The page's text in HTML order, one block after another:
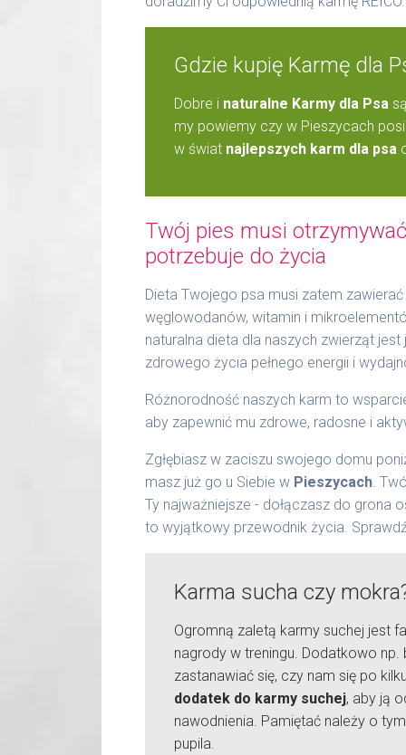
Gdzie kupię Karmę dla
Dobre i naturalne Karmy dla Psa
my powiemy czy w Pieszycach
w świat najlepszych karm dla psa
Twój pies musi
potrzebuje do życia
Dieta Twojego psa musi zatem
węglowodanów, witamin i
naturalna dieta dla naszych zwierząt
zdrowego życia pełnego energii i
Różnorodność naszych karm to
aby zapewnić mu zdrowe, radosne i
Zgłębiasz w zaciszu swojego domu
masz już go u Siebie w Pieszycach.
Ty najważniejsze - dołączasz do
to wyjątkowy przewodnik życia.
Karma sucha czy
Ogromną zaletą karmy suchej jest
nagrody w treningu. Dodatkowo
zastanawiać się, czy nam się po
dodatek do karmy suchej, aby ją
nawodnienia. Pamiętać należy o
pupila.